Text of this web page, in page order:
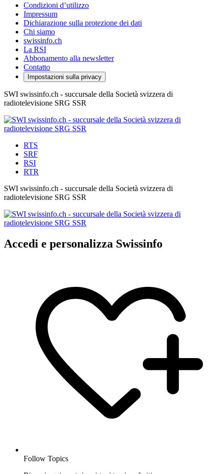
Condizioni d’utilizzo
Impressum
Dichiarazione sulla protezione dei dati
Chi siamo
swissinfo.ch
La RSI
Abbonamento alla newsletter
Contatto
Impostazioni sulla privacy
SWI swissinfo.ch - succursale della Società svizzera di
radiotelevisione SRG SSR
RTS
SRF
RSI
RTR
SWI swissinfo.ch - succursale della Società svizzera di
radiotelevisione SRG SSR
Accedi e personalizza Swissinfo
Follow Topics